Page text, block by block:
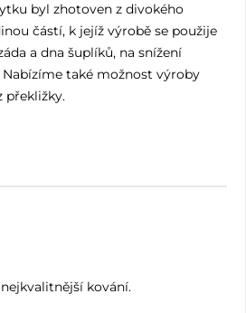
byl zhotoven z divokého
částí, k jejíž výrobě se použije
a dna šuplíků, na snížení
také možnost výroby
překližky.
kování.